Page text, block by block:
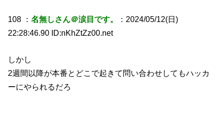
108 ：名無しさん＠涙目です。
：2024/05/12(日)
22:28:46.90 ID:nKhZtZz00.net
しかし
2週間以降が本番とどこで起きて問い合わせしてもハッカ
ーにやられるだろ